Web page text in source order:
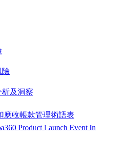
險
及洞察
應收帳款管理術語表
Product Launch Event In